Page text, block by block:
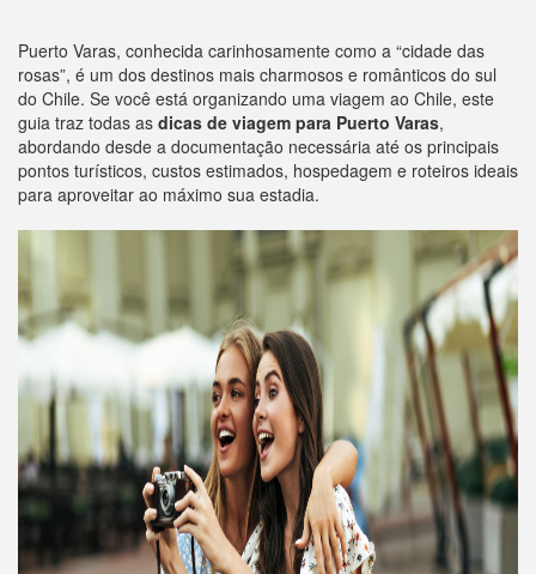
Puerto Varas, conhecida carinhosamente como a “cidade das
rosas”, é um dos destinos mais charmosos e românticos do sul
do Chile. Se você está organizando uma viagem ao Chile, este
guia traz todas as dicas de viagem para Puerto Varas,
abordando desde a documentação necessária até os principais
pontos turísticos, custos estimados, hospedagem e roteiros ideais
para aproveitar ao máximo sua estadia.